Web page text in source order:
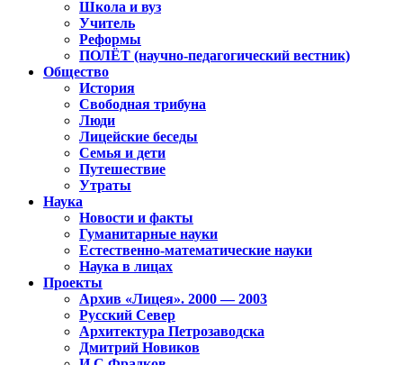
Школа и вуз
Учитель
Реформы
ПОЛЁТ (научно-педагогический вестник)
Общество
История
Свободная трибуна
Люди
Лицейские беседы
Семья и дети
Путешествие
Утраты
Наука
Новости и факты
Гуманитарные науки
Естественно-математические науки
Наука в лицах
Проекты
Архив «Лицея». 2000 — 2003
Русский Север
Архитектура Петрозаводска
Дмитрий Новиков